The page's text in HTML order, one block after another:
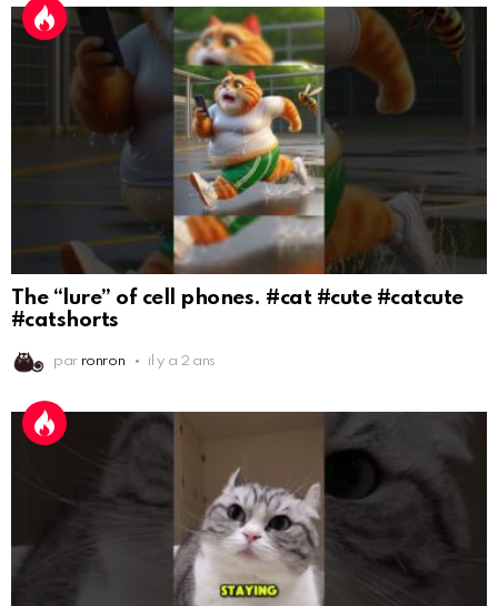
The “lure” of cell phones. #cat #cute #catcute
#catshorts
par ronron il y a 2 ans